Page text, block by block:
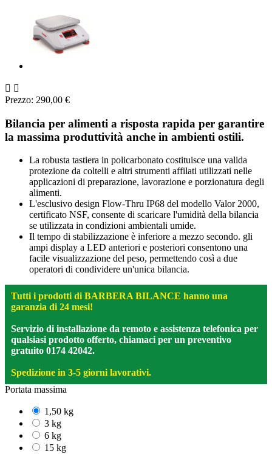
 
Prezzo: 290,00 €
Bilancia per alimenti a risposta rapida per garantire
la massima produttività anche in ambienti ostili.
La robusta tastiera in policarbonato costituisce una valida
protezione da coltelli e altri strumenti affilati utilizzati nelle
applicazioni di preparazione, lavorazione e porzionatura degli
alimenti.
L'esclusivo design Flow-Thru IP68 del modello Valor 2000,
certificato NSF, consente di scaricare l'umidità della bilancia
se utilizzata in condizioni ambientali umide.
Il tempo di stabilizzazione è inferiore a mezzo secondo. gli
ampi display a LED anteriori e posteriori consentono una
facile visualizzazione del peso, permettendo così a due
operatori di condividere un'unica bilancia.
Tutti i prodotti di BARBERA BILANCE hanno una
garanzia di 24 mesi!
Servizio di installazione da remoto e assistenza telefonica per
qualsiasi prodotto offerto, chiamaci per un preventivo
gratuito 0174 42042.
Spedizione in 3-5 giorni lavorativi.
Portata massima
1,50 kg
3 kg
6 kg
15 kg